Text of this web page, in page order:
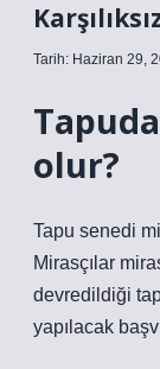
Tarih: Haziran 29,
olur?
Tapu senedi
Mirasçılar
devredildiği
yapılacak